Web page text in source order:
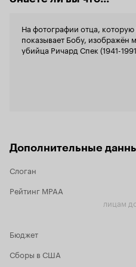
На фотографии отца, которую
показывает Бобу, изображён
убийца Ричард Спек (1941-
Дополнительные
Слоган
Рейтинг MPAA
лицам
Бюджет
Сборы в США